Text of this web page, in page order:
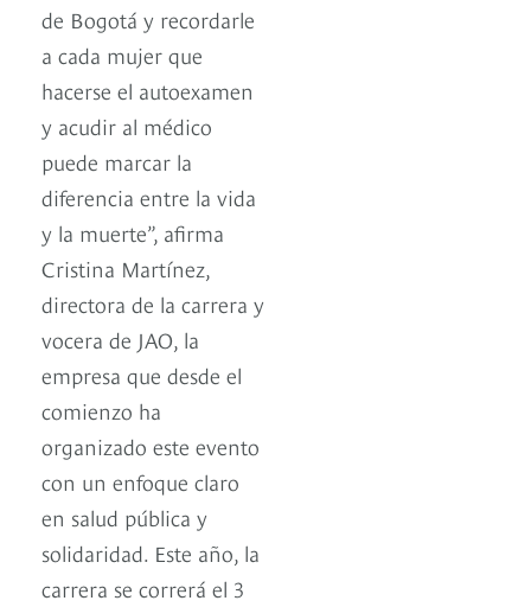
de Bogotá y recordarle
a cada mujer que
hacerse el autoexamen
y acudir al médico
puede marcar la
diferencia entre la vida
y la muerte”, afirma
Cristina Martínez,
directora de la carrera y
vocera de JAO, la
empresa que desde el
comienzo ha
organizado este evento
con un enfoque claro
en salud pública y
solidaridad. Este año, la
carrera se correrá el 3